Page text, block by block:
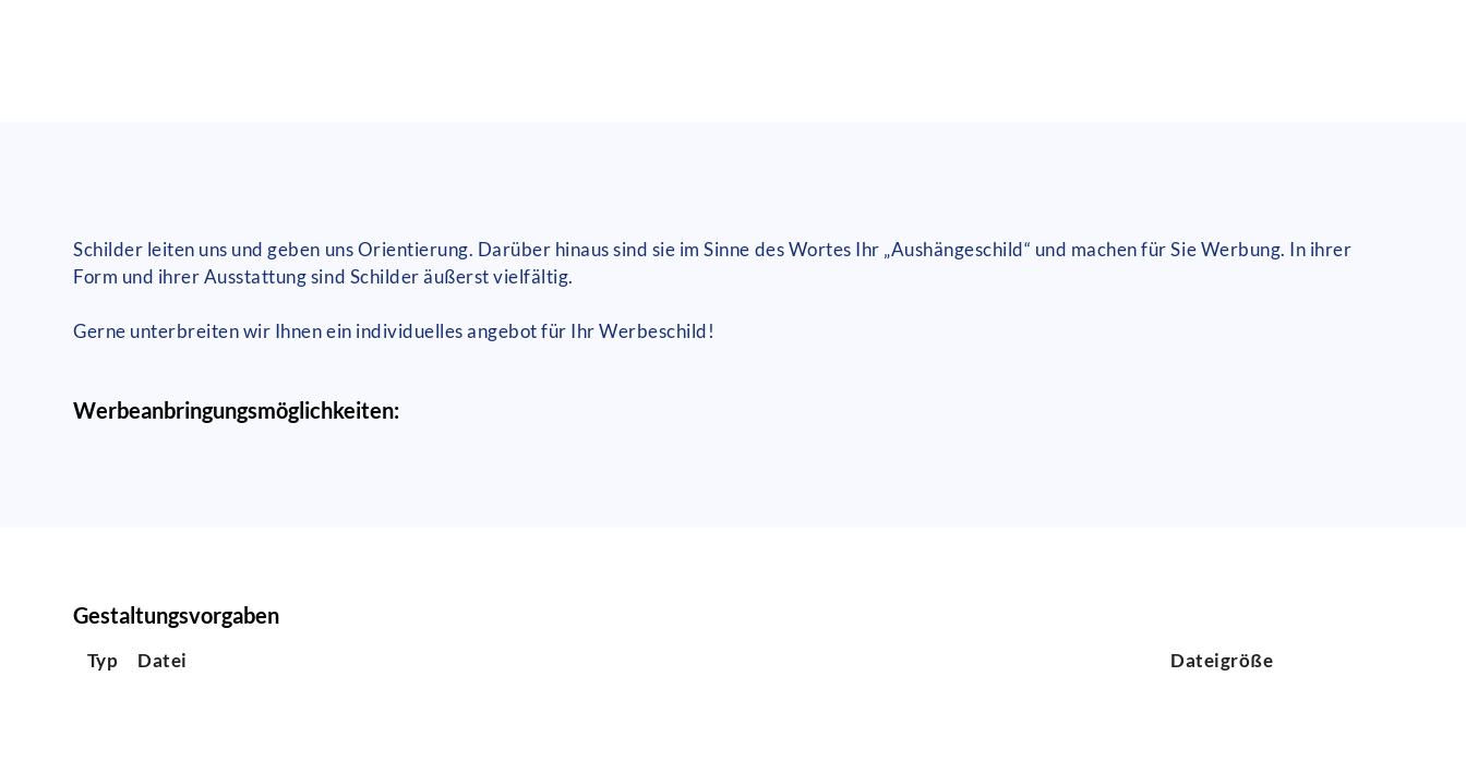
Schilder leiten uns und geben uns Orientierung. Darüber hinaus sind sie im Sinne des Wortes Ihr „Aushängeschild“ und machen für Sie Werbung. In ihrer
Form und ihrer Ausstattung sind Schilder äußerst vielfältig.
Gerne unterbreiten wir Ihnen ein individuelles angebot für Ihr Werbeschild!
Werbeanbringungsmöglichkeiten:
Gestaltungsvorgaben
Typ Datei Dateigröße